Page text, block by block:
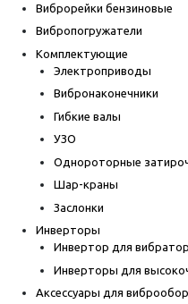
Виброрейки бензиновые
Вибропогружатели
Комплектующие
Электроприводы
Вибронаконечники
Гибкие валы
УЗО
Однороторные
Шар-краны
Заслонки
Инверторы
Инвертор для
Инверторы для
Аксессуары для